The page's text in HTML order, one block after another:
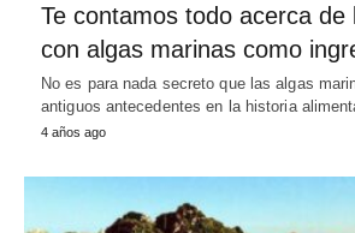
Te contamos todo acerca de
con algas marinas como
No es para nada secreto que las algas
antiguos antecedentes en la historia
4 años ago